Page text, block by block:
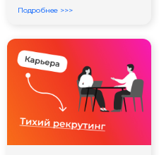
Подробнее >>>